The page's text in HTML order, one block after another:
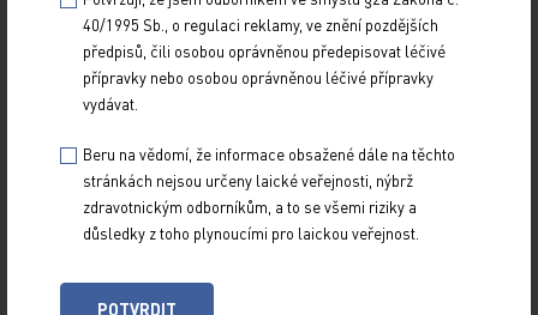
SafeHer je název prospektivní nerandomizované
multicentrické klinické studie fáze III, hodnotící
bezpečnost asistovaného a samoaplikovatelného
subkutánního trastuzumabu v adjuvantní léčbě
u pacientek s operabilním HER2-pozitivním
časným karcinomem prsu. Tato studie probíhá od
června 2012 i v České republice (aktivně ve 3
onkologických centrech). Příjem pacientek do
studie v ČR bude ukončen na konci února 2013
40/1995 Sb., o regulaci reklamy, ve znění pozdějších
předpisů, čili osobou oprávněnou předepisovat léčivé
přípravky nebo osobou oprávněnou léčivé přípravky
vydávat.
Beru na vědomí, že informace obsažené dále na těchto
stránkách nejsou určeny laické veřejnosti, nýbrž
zdravotnickým odborníkům, a to se všemi riziky a
důsledky z toho plynoucími pro laickou veřejnost.
POTVRDIT